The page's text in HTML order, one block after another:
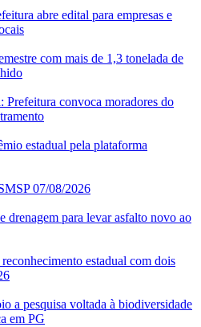
abre edital para empresas e
com mais de 1,3 tonelada de
Prefeitura convoca moradores do
estadual pela plataforma
07/08/2026
drenagem para levar asfalto novo ao
estadual com dois
a pesquisa voltada à biodiversidade
em PG